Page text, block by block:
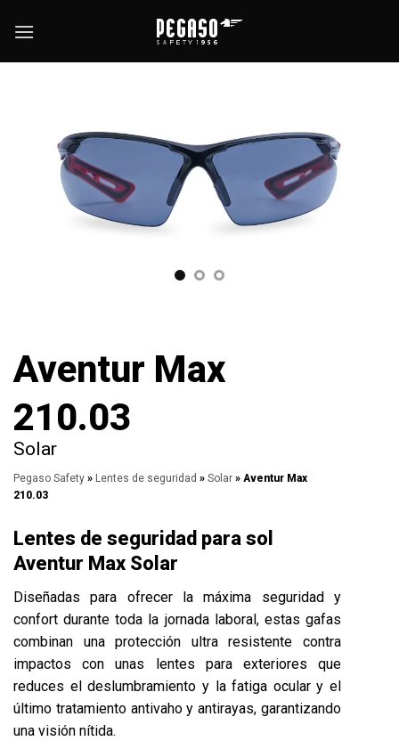
Aventur Max
210.03
Solar
Pegaso Safety » Lentes de seguridad » Solar » Aventur Max
210.03
Lentes de seguridad para sol
Aventur Max Solar
Diseñadas para ofrecer la máxima seguridad y
confort durante toda la jornada laboral, estas gafas
combinan una protección ultra resistente contra
impactos con unas lentes para exteriores que
reduces el deslumbramiento y la fatiga ocular y el
último tratamiento antivaho y antirayas, garantizando
una visión nítida.